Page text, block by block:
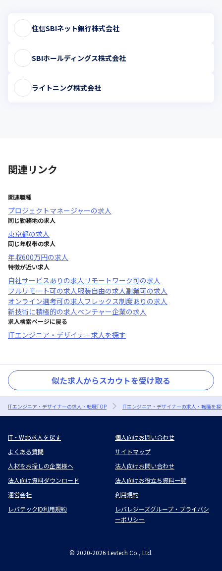
住信SBIネット銀行株式会社
SBIホールディングス株式会社
ライトニング株式会社
関連リンク
関連職種
プロジェクトマネージャーの求人
同じ勤務地の求人
東京都の求人
同じ年収帯の求人
年収600万円の求人
特徴が近い求人
自社サービスあり の求人 リモートワーク可の求人
フルリモート可の求人服装自由の求人副業可の求人
オンライン選考可の求人フレックス制度あり の求人
新技術に積極的の求人ベンチャー企業の求人
求人検索ページに戻る
ITエンジニア・デザイナー求人を探す
似た求人からスカウトを受け取る
ITエンジニア・デザイナーの求人・転職TOP ITエンジニア・デザイナーの求人・転職を
IT・Web求人を探す
個人向けお問い合わせ
よくある質問
サイトマップ
人材をお探しの企業様へ
法人向けお問い合わせ
法人向け資料ダウンロード
法人向けお役立ち資料一覧
運営会社
利用規約
レバテックID利用規約
レバレジーズグループ・プライバシ
ーポリシー
© 2020-2026 Levtech Co., Ltd.